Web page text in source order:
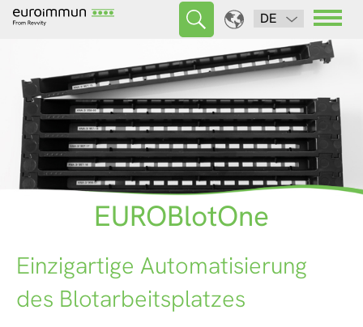
DE
EUROBlotOne
Einzigartige Automatisierung
des Blotarbeitsplatzes